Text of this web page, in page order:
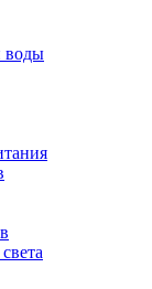
воды